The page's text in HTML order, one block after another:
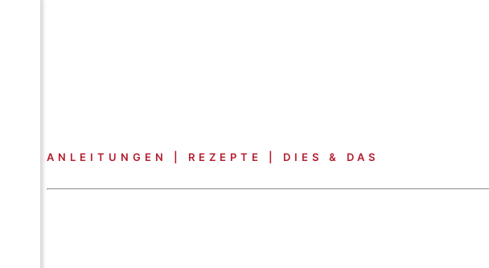
ANLEITUNGEN | REZEPTE | DIES & DAS